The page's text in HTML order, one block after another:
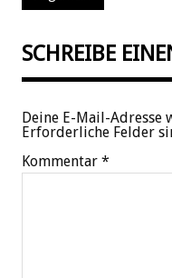
SCHREIBE
Deine E-Mail-
Erforderliche Felder
Kommentar *